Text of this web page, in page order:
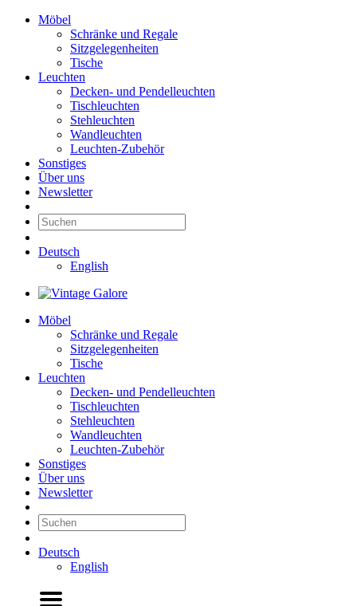
Möbel
Schränke und Regale
Sitzgelegenheiten
Tische
Leuchten
Decken- und Pendelleuchten
Tischleuchten
Stehleuchten
Wandleuchten
Leuchten-Zubehör
Sonstiges
Über uns
Newsletter
Deutsch
English
Möbel
Schränke und Regale
Sitzgelegenheiten
Tische
Leuchten
Decken- und Pendelleuchten
Tischleuchten
Stehleuchten
Wandleuchten
Leuchten-Zubehör
Sonstiges
Über uns
Newsletter
Deutsch
English